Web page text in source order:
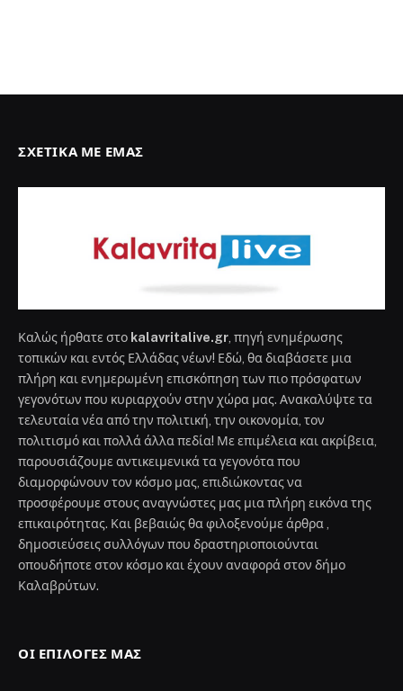
ΣΧΕΤΙΚΆ ΜΕ ΕΜΆΣ
Καλώς ήρθατε στο kalavritalive.gr , πηγή ενημέρωσης
τοπικών και εντός Ελλάδας νέων! Εδώ, θα διαβάσετε μια
πλήρη και ενημερωμένη επισκόπηση των πιο πρόσφατων
γεγονότων που κυριαρχούν στην χώρα μας. Ανακαλύψτε τα
τελευταία νέα από την πολιτική, την οικονομία, τον
πολιτισμό και πολλά άλλα πεδία! Με επιμέλεια και ακρίβεια,
παρουσιάζουμε αντικειμενικά τα γεγονότα που
διαμορφώνουν τον κόσμο μας, επιδιώκοντας να
προσφέρουμε στους αναγνώστες μας μια πλήρη εικόνα της
επικαιρότητας. Και βεβαιώς θα φιλοξενούμε άρθρα ,
δημοσιεύσεις συλλόγων που δραστηριοποιούνται
οπουδήποτε στον κόσμο και έχουν αναφορά στον δήμο
Καλαβρύτων.
ΟΙ ΕΠΙΛΟΓΈΣ ΜΑΣ